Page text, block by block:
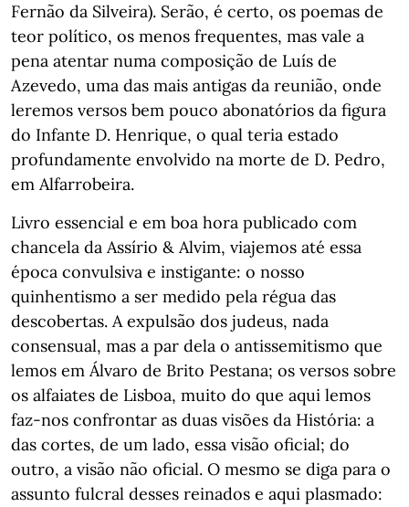
Fernão da Silveira). Serão, é certo, os poemas de
teor político, os menos frequentes, mas vale a
pena atentar numa composição de Luís de
Azevedo, uma das mais antigas da reunião, onde
leremos versos bem pouco abonatórios da figura
do Infante D. Henrique, o qual teria estado
profundamente envolvido na morte de D. Pedro,
em Alfarrobeira.
Livro essencial e em boa hora publicado com
chancela da Assírio & Alvim, viajemos até essa
época convulsiva e instigante: o nosso
quinhentismo a ser medido pela régua das
descobertas. A expulsão dos judeus, nada
consensual, mas a par dela o antissemitismo que
lemos em Álvaro de Brito Pestana; os versos sobre
os alfaiates de Lisboa, muito do que aqui lemos
faz-nos confrontar as duas visões da História: a
das cortes, de um lado, essa visão oficial; do
outro, a visão não oficial. O mesmo se diga para o
assunto fulcral desses reinados e aqui plasmado: